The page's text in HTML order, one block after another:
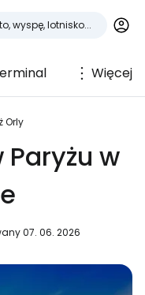
Więcej
Orly
Paryżu w
07. 06. 2026